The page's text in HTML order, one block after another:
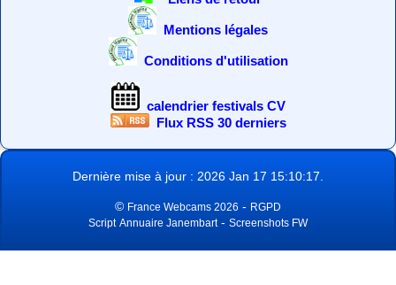
Mentions légales
Conditions d'utilisation
calendrier festivals CV
Flux RSS 30 derniers
Dernière mise à jour : 2026 Jan 17 15:10:17.
© France Webcams 2026 - RGPD
Script Annuaire Janembart- Screenshots FW